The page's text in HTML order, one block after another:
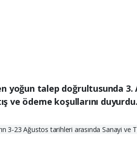
yoğun talep doğrultusunda 3.
ve ödeme koşullarını
3-23 Ağustos tarihleri arasında Sanayi ve